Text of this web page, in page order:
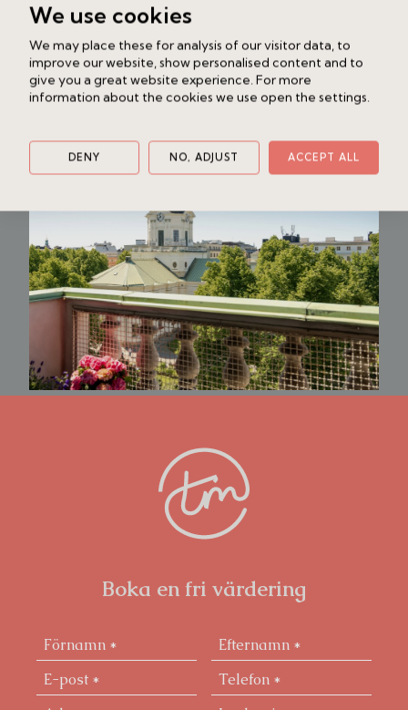
Liknande bostad
Sveavägen 60, 6 tr
Vasastan - Norrmalm4 rok 124 kvm
Boka en fri värdering
We use cookies
We may place these for analysis of our visitor data, to
improve our website, show personalised content and to
give you a great website experience. For more
information about the cookies we use open the settings.
DENY NO, ADJUST ACCEPT ALL